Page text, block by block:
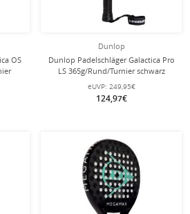
OS
Dunlop
Dunlop Padelschläger Galactica Pro
LS 365g/Rund/Turnier schwarz
eUVP: 249,95€
124,97€